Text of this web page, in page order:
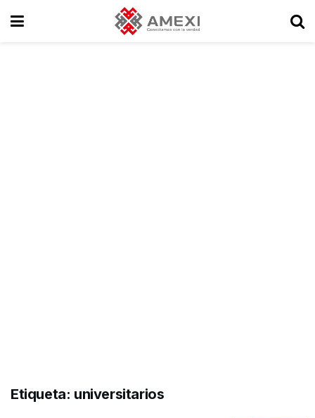
Etiqueta: universitarios